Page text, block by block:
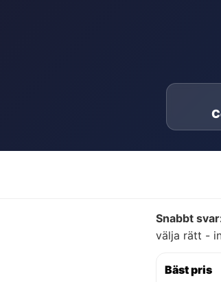
Snabbt
välja rätt -
Bäst pris